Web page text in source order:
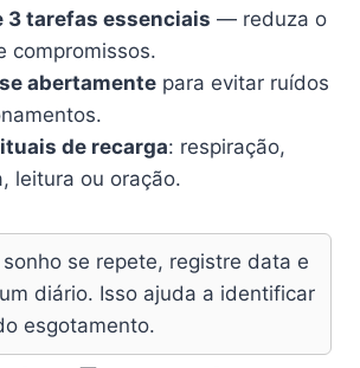
3 tarefas essenciais — reduza o
compromissos.
abertamente para evitar ruídos
de recarga: respiração,
leitura ou oração.
sonho se repete, registre data e
diário. Isso ajuda a identificar
esgotamento.